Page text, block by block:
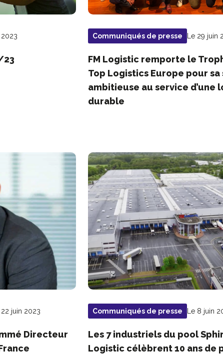
2023
23
Communiqués de presse Le 29 juin
FM Logistic remporte le
Top Logistics Europe pour
ambitieuse au service d’une
durable
22 juin 2023
Directeur
Communiqués de presse Le 8 juin
Les 7 industriels du pool
Logistic célèbrent 10 ans de